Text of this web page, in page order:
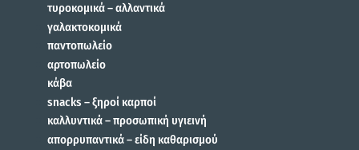
τυροκομικά – αλλαντικά
γαλακτοκομικά
παντοπωλείο
αρτοπωλείο
κάβα
snacks – ξηροί καρποί
καλλυντικά – προσωπική υγιεινή
απορρυπαντικά – είδη καθαρισμού